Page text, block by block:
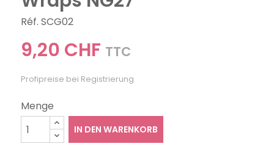
Réf. SCG02
9,20 CHF TTC
Profipreise bei Registrierung
Menge
IN DEN WARENKORB